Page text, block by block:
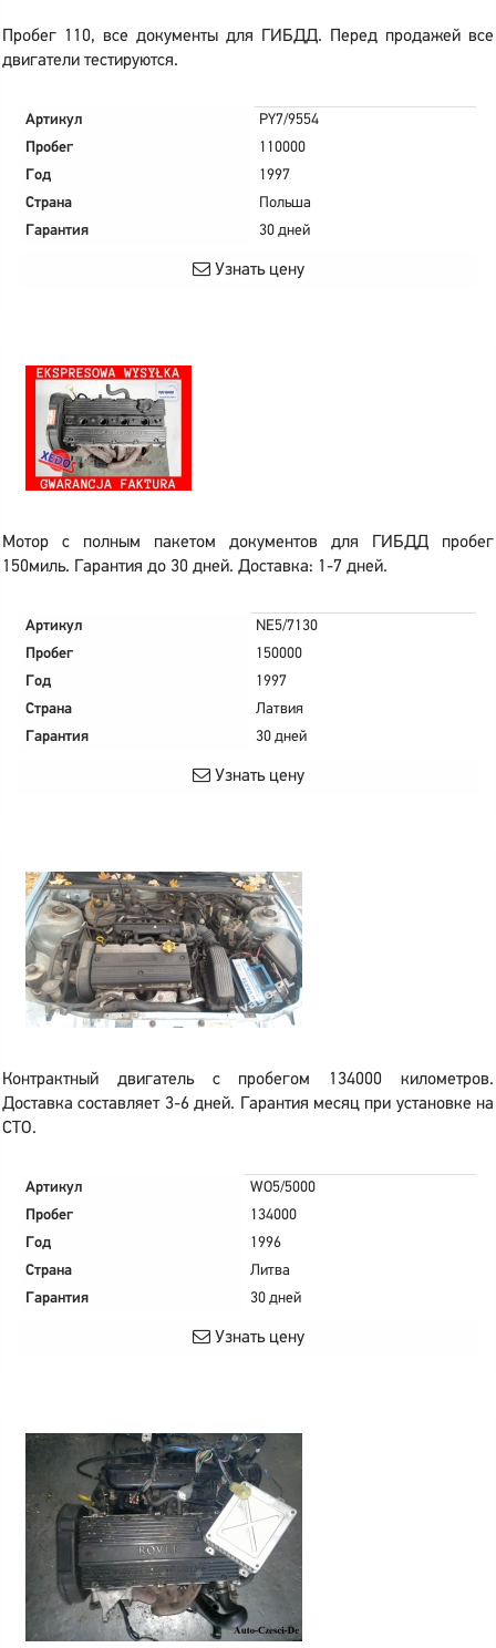
Пробег 110, все документы для ГИБДД. Перед продажей все
двигатели тестируются.
Артикул
PY7/9554
Пробег
110000
Год
1997
Страна
Польша
Гарантия
30 дней
Узнать цену
Мотор с полным пакетом документов для ГИБДД пробег
150миль. Гарантия до 30 дней. Доставка: 1-7 дней.
Артикул
NE5/7130
Пробег
150000
Год
1997
Страна
Латвия
Гарантия
30 дней
Узнать цену
Контрактный двигатель с пробегом 134000 километров.
Доставка составляет 3-6 дней. Гарантия месяц при установке на
СТО.
Артикул
WO5/5000
Пробег
134000
Год
1996
Страна
Литва
Гарантия
30 дней
Узнать цену